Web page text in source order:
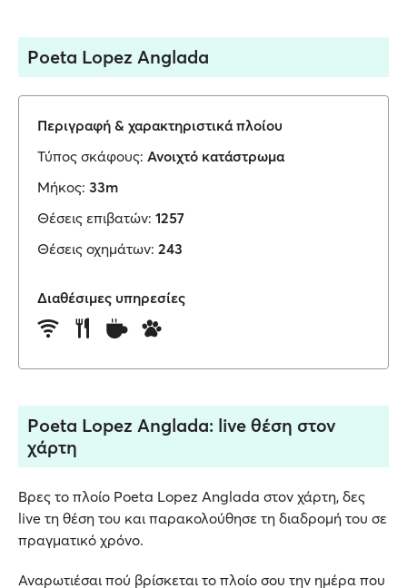
Poeta Lopez Anglada
Περιγραφή & χαρακτηριστικά πλοίου
Τύπος σκάφους: Ανοιχτό κατάστρωμα
Μήκος: 33m
Θέσεις επιβατών: 1257
Θέσεις οχημάτων: 243
Διαθέσιμες υπηρεσίες
Poeta Lopez Anglada: live θέση στον
χάρτη
Βρες το πλοίο Poeta Lopez Anglada στον χάρτη, δες
live τη θέση του και παρακολούθησε τη διαδρομή του σε
πραγματικό χρόνο.
Αναρωτιέσαι πού βρίσκεται το πλοίο σου την ημέρα που